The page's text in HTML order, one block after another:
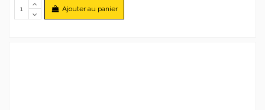
Ajouter au panier